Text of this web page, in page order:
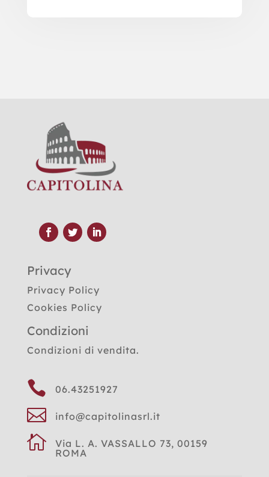
Privacy
Privacy Policy
Cookies Policy
Condizioni
Condizioni di vendita.
 06.43251927
 info@capitolinasrl.it

Via L. A. VASSALLO 73, 00159
ROMA